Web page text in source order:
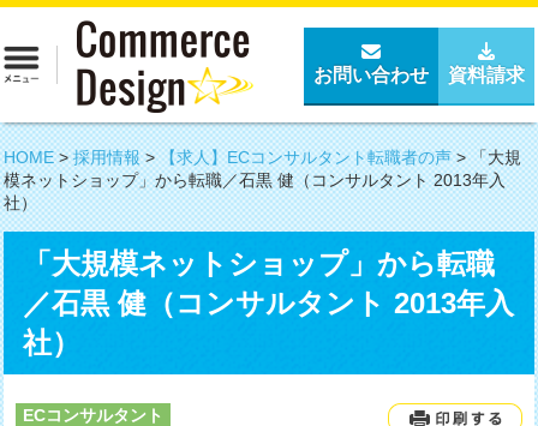
お問い合わせ 資料請求
HOME>採用情報>【求人】ECコンサルタント転職者の声>「大規
模ネットショップ」から転職／石黒 健（コンサルタント 2013年入
社）
「大規模ネットショップ」から転職
／石黒 健（コンサルタント 2013年入
社）
ECコンサルタント